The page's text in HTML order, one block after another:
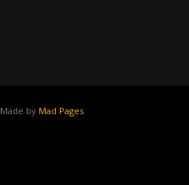
Made by Mad Pages